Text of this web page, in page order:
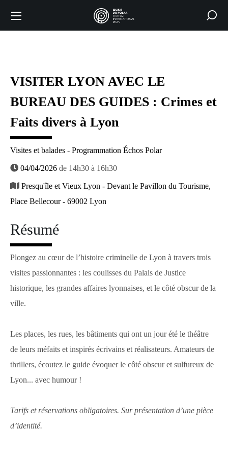
VISITER LYON AVEC LE
BUREAU DES GUIDES : Crimes et
Faits divers à Lyon
Visites et balades - Programmation Échos Polar
04/04/2026 de 14h30 à 16h30
Presqu'île et Vieux Lyon - Devant le Pavillon du Tourisme,
Place Bellecour - 69002 Lyon
Résumé
Plongez au cœur de l’histoire criminelle de Lyon à travers trois
visites passionnantes : les coulisses du Palais de Justice
historique, les grandes affaires lyonnaises, et le côté obscur de la
ville.
Les places, les rues, les bâtiments qui ont un jour été le théâtre
de leurs méfaits et inspirés écrivains et réalisateurs. Amateurs de
thrillers, écoutez le guide évoquer le côté obscur et sulfureux de
Lyon... avec humour !
Tarifs et réservations obligatoires. Sur présentation d’une pièce
d’identité.